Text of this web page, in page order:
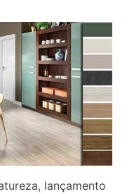
lançamento